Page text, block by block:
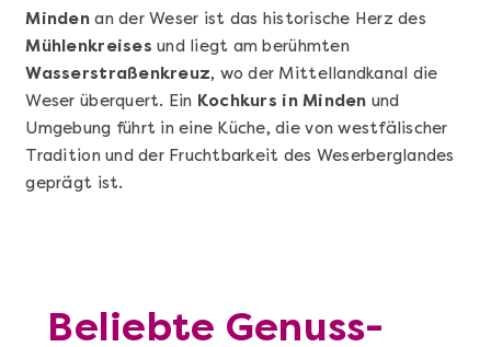
Minden an der Weser ist das historische Herz des
Mühlenkreises und liegt am berühmten
Wasserstraßenkreuz, wo der Mittellandkanal die
Weser überquert. Ein Kochkurs in Minden und
Umgebung führt in eine Küche, die von westfälischer
Tradition und der Fruchtbarkeit des Weserberglandes
geprägt ist.
Beliebte Genuss-